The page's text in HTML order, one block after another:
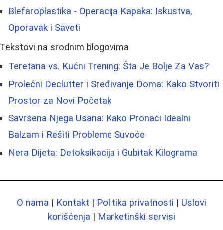
Blefaroplastika - Operacija Kapaka: Iskustva,
Oporavak i Saveti
Tekstovi na srodnim blogovima
Teretana vs. Kućni Trening: Šta Je Bolje Za Vas?
Prolećni Declutter i Sređivanje Doma: Kako Stvoriti
Prostor za Novi Početak
Savršena Njega Usana: Kako Pronaći Idealni
Balzam i Rešiti Probleme Suvoće
Nera Dijeta: Detoksikacija i Gubitak Kilograma
O nama | Kontakt | Politika privatnosti | Uslovi
korišćenja | Marketinški servisi